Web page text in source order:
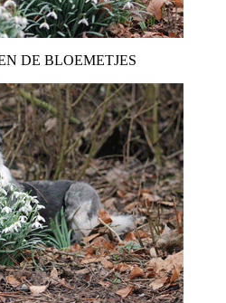
DE BLOEMETJES